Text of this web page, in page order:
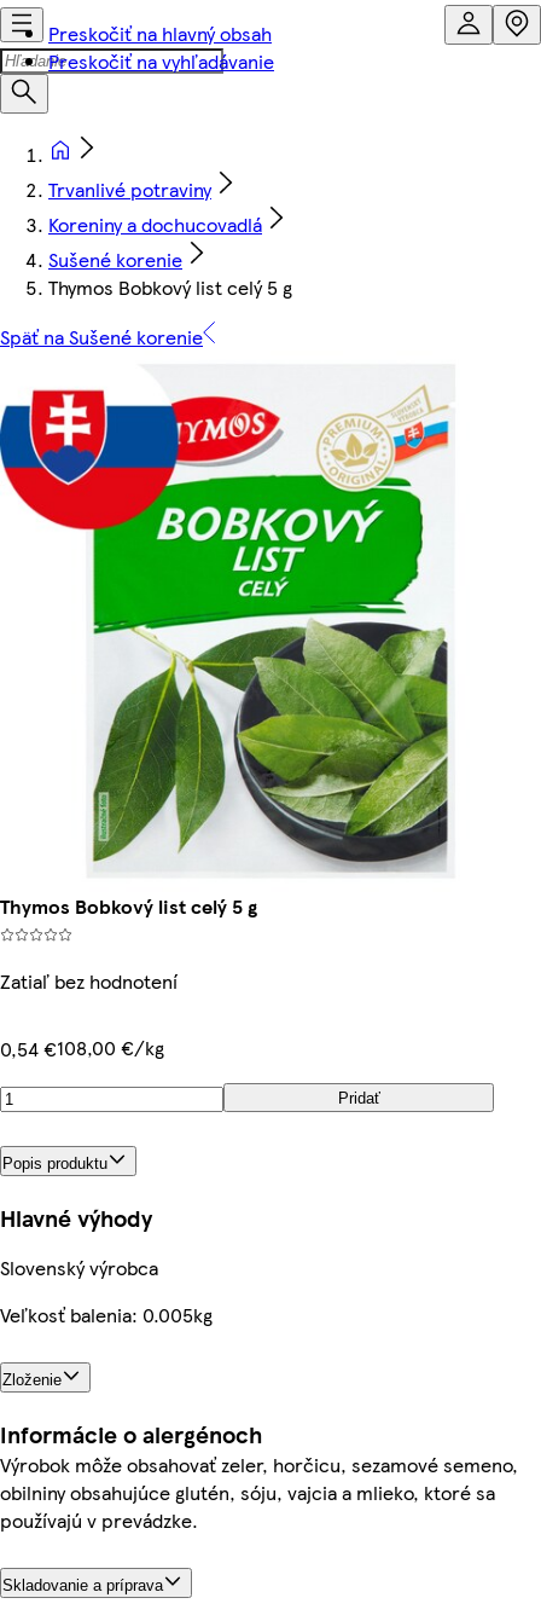
Preskočiť na hlavný obsah
Preskočiť na vyhľadávanie
Trvanlivé potraviny
Koreniny a dochucovadlá
Sušené korenie
Thymos Bobkový list celý 5 g
Späť na Sušené korenie
Thymos Bobkový list celý 5 g
Zatiaľ bez hodnotení
0,54 €108,00 €/kg
Pridať
Popis produktu
Hlavné výhody
Slovenský výrobca
Veľkosť balenia: 0.005kg
Zloženie
Informácie o alergénoch
Výrobok môže obsahovať zeler, horčicu, sezamové semeno,
obilniny obsahujúce glutén, sóju, vajcia a mlieko, ktoré sa
používajú v prevádzke.
Skladovanie a príprava